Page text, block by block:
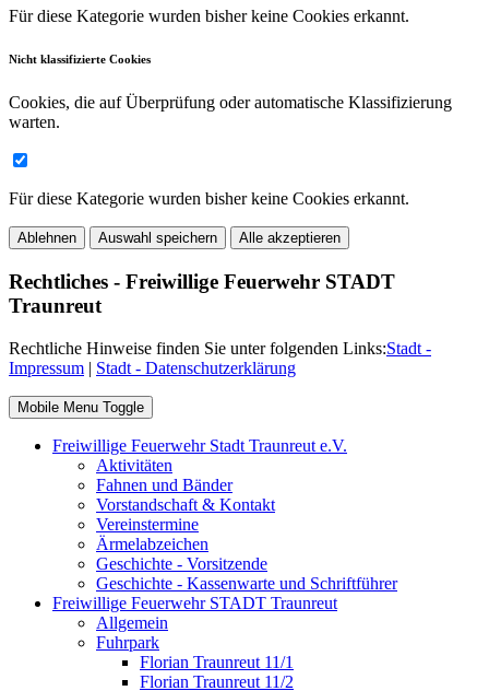
Für diese Kategorie wurden bisher keine Cookies erkannt.
Nicht klassifizierte Cookies
Cookies, die auf Überprüfung oder automatische Klassifizierung
warten.
Für diese Kategorie wurden bisher keine Cookies erkannt.
Ablehnen Auswahl speichern Alle akzeptieren
Rechtliches - Freiwillige Feuerwehr STADT
Traunreut
Rechtliche Hinweise finden Sie unter folgenden Links:Stadt -
Impressum | Stadt - Datenschutzerklärung
Mobile Menu Toggle
Freiwillige Feuerwehr Stadt Traunreut e.V.
Aktivitäten
Fahnen und Bänder
Vorstandschaft & Kontakt
Vereinstermine
Ärmelabzeichen
Geschichte - Vorsitzende
Geschichte - Kassenwarte und Schriftführer
Freiwillige Feuerwehr STADT Traunreut
Allgemein
Fuhrpark
Florian Traunreut 11/1
Florian Traunreut 11/2